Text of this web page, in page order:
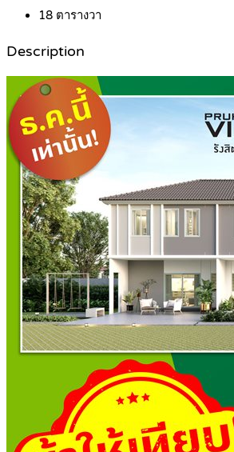
18 ตารางวา
Description